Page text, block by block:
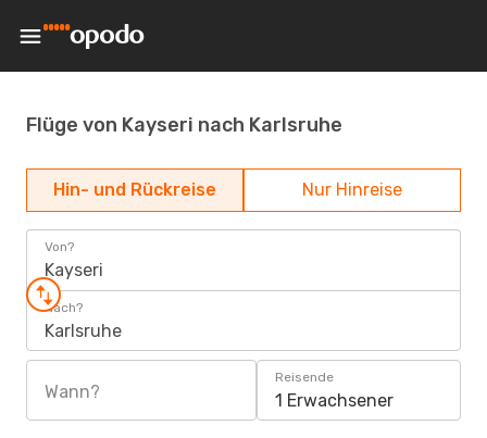
Flüge von Kayseri nach Karlsruhe
Hin- und Rückreise Nur Hinreise
Von?
Kayseri
Nach?
Karlsruhe
Wann?
Reisende
1 Erwachsener